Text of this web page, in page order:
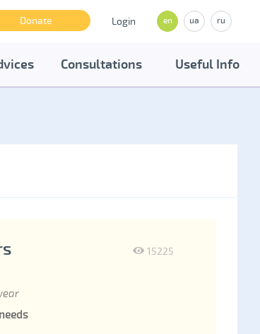
Donate Login en ua ru
Consultations Useful Info
15225